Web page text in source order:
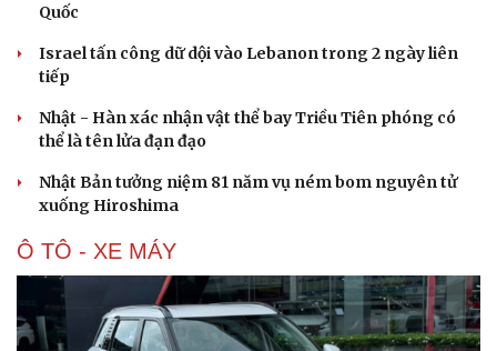
Quốc
Israel tấn công dữ dội vào Lebanon trong 2 ngày liên
tiếp
Nhật - Hàn xác nhận vật thể bay Triều Tiên phóng có
thể là tên lửa đạn đạo
Nhật Bản tưởng niệm 81 năm vụ ném bom nguyên tử
xuống Hiroshima
Ô TÔ - XE MÁY